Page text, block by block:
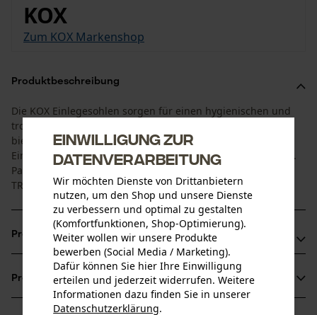
KOX
Zum KOX Markenshop
Produktbeschreibung
Die KOX Einlegesohlen sorgen für einen hygienischen und
trockenen Schuh-Innenraum. Sie sind auswechselbar und
bieten eine ausgezeichnete Dämpfung. Die KOX
Einlegesohlen überzeugen mit ihrer hoher Abriebfestigkeit.
Passend für unsere KOX Schnittschutzstiefel UNO, DUE und
TRE.
Produktvorteile
Auswechselbar
Waschbar und dadurch über einen längeren Zeitraum
Produktinformationen
Einwilligung zur
Datenverarbeitung
Wir möchten Dienste von Drittanbietern
nutzen, um den Shop und unsere Dienste
zu verbessern und optimal zu gestalten
(Komfortfunktionen, Shop-Optimierung).
Weiter wollen wir unsere Produkte
bewerben (Social Media / Marketing).
Dafür können Sie hier Ihre Einwilligung
erteilen und jederzeit widerrufen. Weitere
Informationen dazu finden Sie in unserer
Datenschutzerklärung.